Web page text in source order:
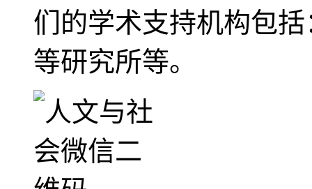
们的学术支持机构包
等研究所等。